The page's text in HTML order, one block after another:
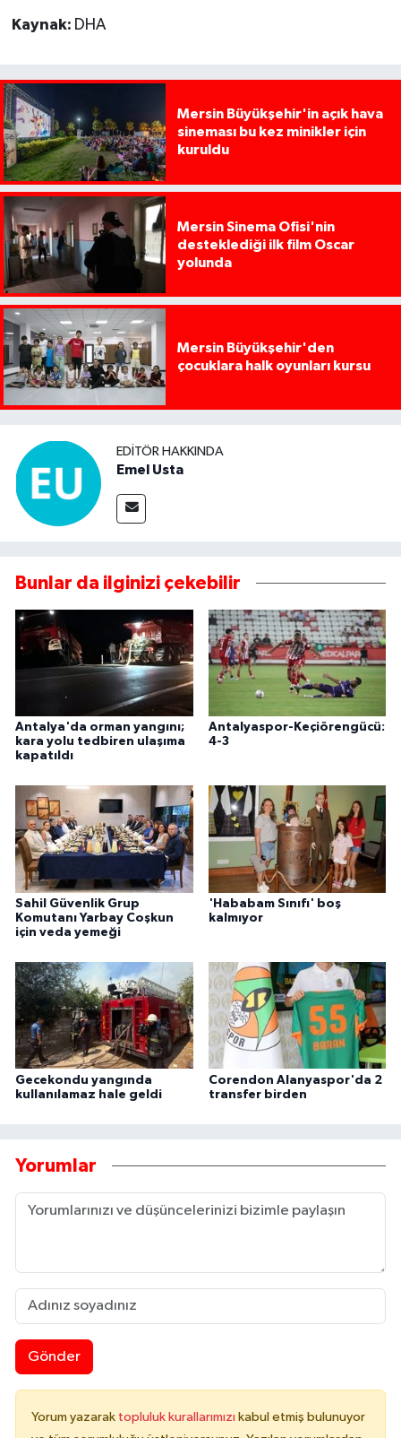
Kaynak: DHA
Mersin Büyükşehir'in açık hava
sineması bu kez minikler için
kuruldu
Mersin Sinema Ofisi'nin
desteklediği ilk film Oscar
yolunda
Mersin Büyükşehir'den
çocuklara halk oyunları kursu
EDITÖR HAKKINDA
Emel Usta
Bunlar da ilginizi çekebilir
Antalya'da orman yangını;
kara yolu tedbiren ulaşıma
kapatıldı
Antalyaspor-Keçiörengücü:
4-3
Sahil Güvenlik Grup
Komutanı Yarbay Coşkun
için veda yemeği
'Hababam Sınıfı' boş
kalmıyor
Gecekondu yangında
kullanılamaz hale geldi
Corendon Alanyaspor'da 2
transfer birden
Yorumlar
Gönder
Yorum yazarak topluluk kurallarımızı kabul etmiş bulunuyor